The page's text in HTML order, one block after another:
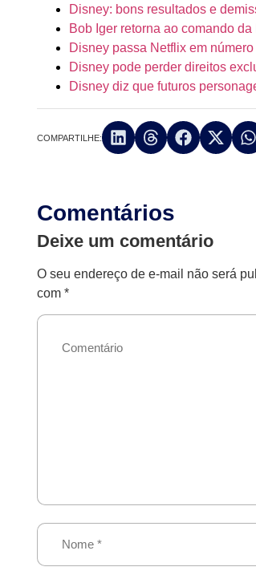
Disney: bons resultados e
Bob Iger retorna ao comando
Disney passa Netflix em
Disney pode perder direitos
Disney diz que futuros
COMPARTILHE:
Comentários
Deixe um comentário
O seu endereço de e-mail não será
com*